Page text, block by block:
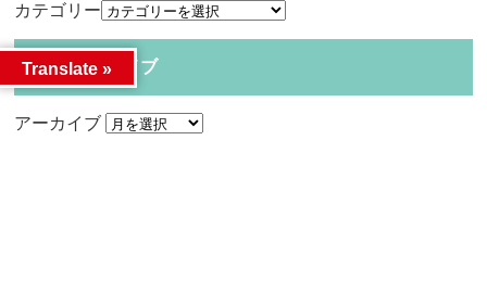
カテゴリー
アーカイブ
アーカイブ
Translate »